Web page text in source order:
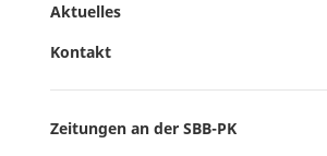
Aktuelles
Kontakt
Zeitungen an der SBB-PK